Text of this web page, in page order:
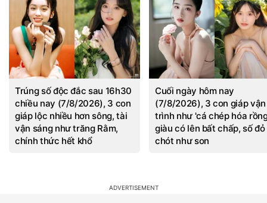
Trúng số độc đắc sau 16h30
chiều nay (7/8/2026), 3 con
giáp lộc nhiều hơn sông, tài
vận sáng như trăng Rằm,
chính thức hết khổ
Cuối ngày hôm nay
(7/8/2026), 3 con giáp vận
trình như 'cá chép hóa
giàu có lên bất chấp, số đỏ
chót như son